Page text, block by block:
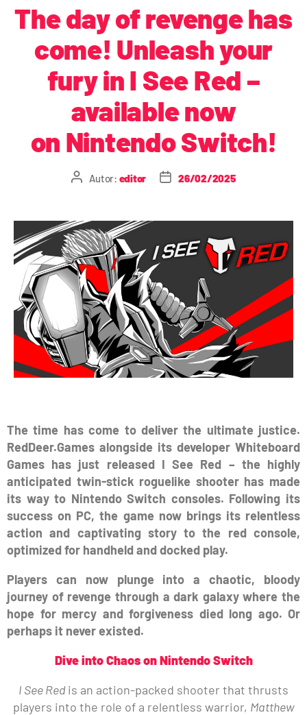
The day of revenge has
come! Unleash your
fury in I See Red –
available now
on Nintendo Switch!
Autor: editor 26/02/2025
The time has come to deliver the ultimate justice.
RedDeer.Games alongside its developer Whiteboard
Games has just released I See Red – the highly
anticipated twin-stick roguelike shooter has made
its way to Nintendo Switch consoles. Following its
success on PC, the game now brings its relentless
action and captivating story to the red console,
optimized for handheld and docked play.
Players can now plunge into a chaotic, bloody
journey of revenge through a dark galaxy where the
hope for mercy and forgiveness died long ago. Or
perhaps it never existed.
Dive into Chaos on Nintendo Switch
I See Redis an action-packed shooter that thrusts
players into the role of a relentless warrior, Matthew